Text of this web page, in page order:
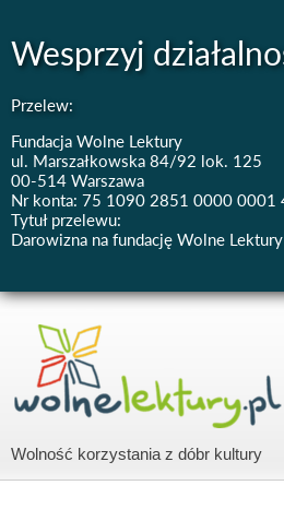
Wesprzyj
Przelew:
Fundacja Wolne Lektury
ul. Marszałkowska 84/92 lok. 125
00-514 Warszawa
Nr konta: 75 1090 2851 0000 0001
Tytuł przelewu:
Darowizna na fundację Wolne Lektury
Wolność korzystania z dóbr kultury